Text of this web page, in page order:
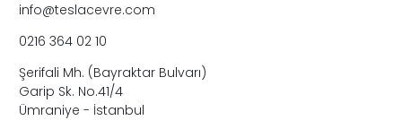
info@teslacevre.com
0216 364 02 10
Şerifali Mh. (Bayraktar Bulvarı)
Garip Sk. No.41/4
Ümraniye - İstanbul